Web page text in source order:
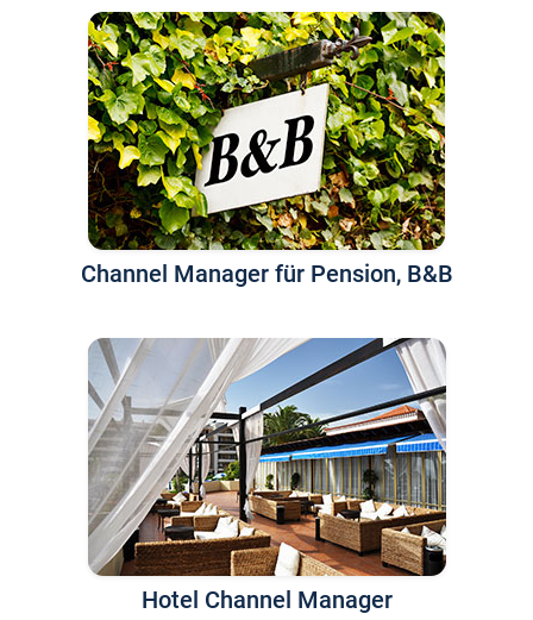
Channel Manager für Pension, B&B
Hotel Channel Manager